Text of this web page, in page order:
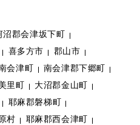
沼郡会津坂下町
喜多方市
郡山市
会津町
南会津郡下郷町
里町
大沼郡金山町
耶麻郡磐梯町
村 耶麻郡西会津町